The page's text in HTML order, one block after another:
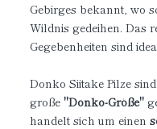
Gebirges bekannt, wo
Wildnis gedeihen. Das
Gegebenheiten sind
Donko Siitake Pilze
große "Donko-Größe"
handelt sich um einen